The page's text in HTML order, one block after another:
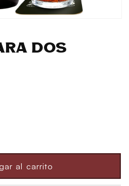
dos
al carrito